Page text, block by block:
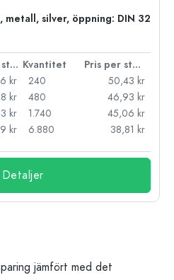
metall, silver, öppning: DIN 32
Pris per styck Kvantitet
Pris per styck
kr
kr
kr
kr
240
50,43 kr
480
46,93 kr
1.740
45,06 kr
6.880
38,81 kr
Detaljer
jämfört med det